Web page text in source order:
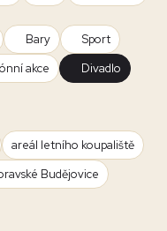
Bary
Sport
akce
Divadlo
areál letního koupaliště
Budějovice